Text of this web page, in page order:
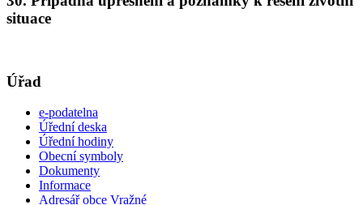
situace
Úřad
e-podatelna
Úřední deska
Úřední hodiny
Obecní symboly
Dokumenty
Informace
Adresář obce Vražné